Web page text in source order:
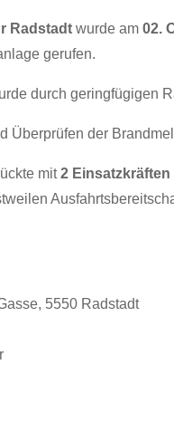
Radstadt wurde am 02.
gerufen.
durch geringfügigen
Überprüfen der
mit2 Einsatzkräften
5550 Radstadt